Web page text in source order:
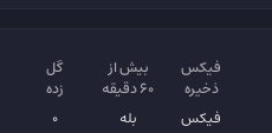
فیکس
ذخیره
بیش از
۶۰ دقیقه
گل
زده
فیکس بله 0